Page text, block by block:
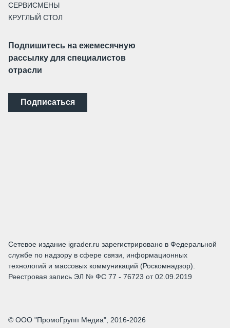
СЕРВИСМЕНЫ
КРУГЛЫЙ СТОЛ
Подпишитесь на ежемесячную
рассылку для специалистов
отрасли
Подписаться
Сетевое издание igrader.ru зарегистрировано в Федеральной
службе по надзору в сфере связи, информационных
технологий и массовых коммуникаций (Роскомнадзор).
Реестровая запись ЭЛ № ФС 77 - 76723 от 02.09.2019
© ООО "ПромоГрупп Медиа", 2016-2026